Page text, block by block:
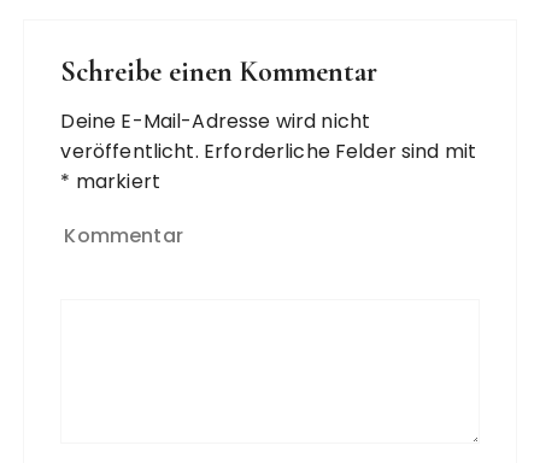
Schreibe einen Kommentar
Deine E-Mail-Adresse wird nicht
veröffentlicht. Erforderliche Felder sind mit
* markiert
Kommentar